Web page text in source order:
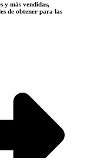
y más vendidas,
de obtener para las